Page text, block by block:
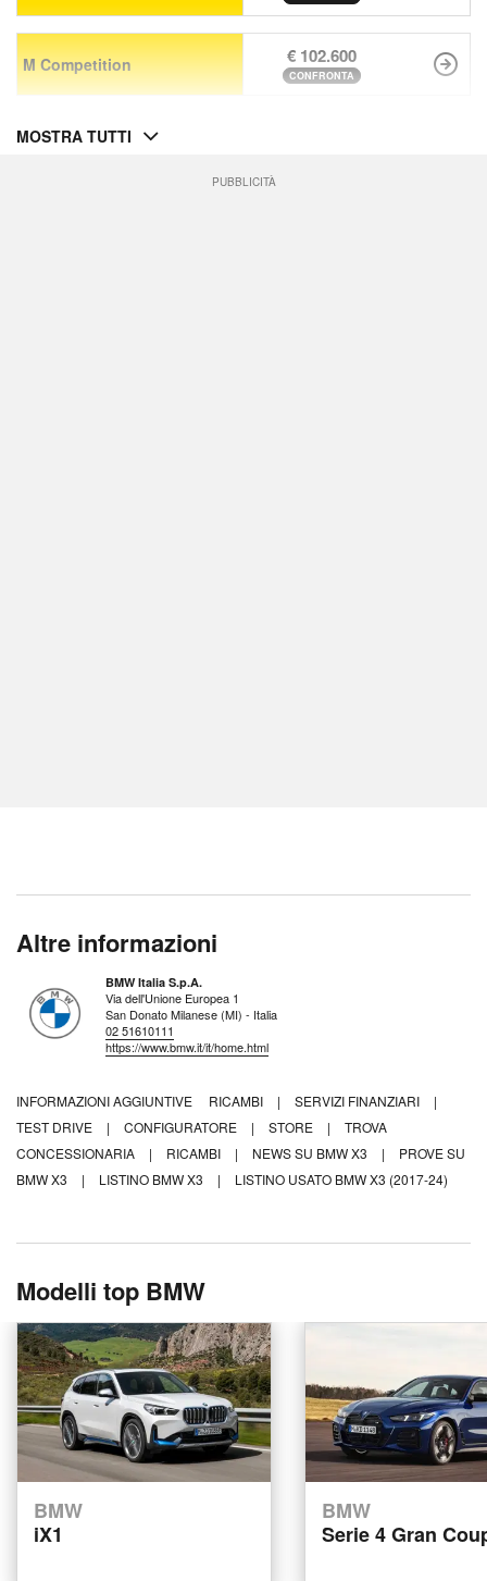
M Competition € 102.600
CONFRONTA
MOSTRA TUTTI
PUBBLICITÀ
Altre informazioni
BMW Italia S.p.A.
Via dell'Unione Europea 1
San Donato Milanese (MI) - Italia
02 51610111
https://www.bmw.it/it/home.html
INFORMAZIONI AGGIUNTIVE RICAMBI | SERVIZI FINANZIARI
|
TEST DRIVE
| CONFIGURATORE | STORE |
TROVA
CONCESSIONARIA
| RICAMBI | NEWS SU BMW X3 |
PROVE SU
BMW X3
| LISTINO BMW X3 | LISTINO USATO BMW X3 (2017-24)
Modelli top BMW
BMW
iX1
BMW
Serie 4 Gran